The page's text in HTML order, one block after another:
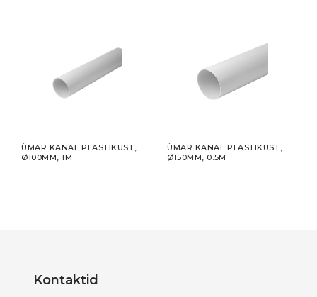
ÜMAR KANAL PLASTIKUST,
Ø100MM, 1M
ÜMAR KANAL PLASTIKUST,
Ø150MM, 0.5M
Kontaktid